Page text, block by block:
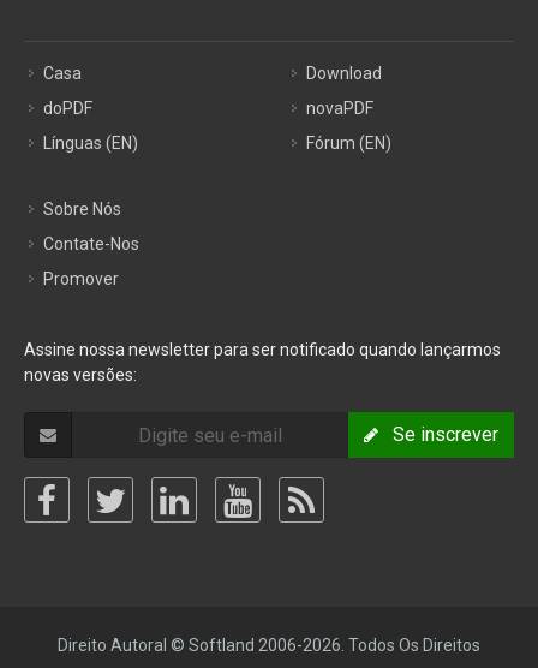
Casa
doPDF
Línguas (EN)
Download
novaPDF
Fórum (EN)
Sobre Nós
Contate-Nos
Promover
Assine nossa newsletter para ser notificado quando lançarmos
novas versões:
Se inscrever
Direito Autoral © Softland 2006-2026. Todos Os Direitos